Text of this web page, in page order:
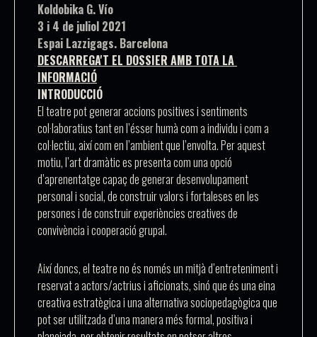
Koldobika G. Vío
3 i 4 de juliol 2021
Espai Lazzigags. Barcelona
DESCARREGA'T EL DOSSIER AMB TOTA LA
INFORMACIÓ
INTRODUCCIÓ
El teatre pot generar accions positives i sentiments
col·laboratius tant en l’ésser humà com a individu i com a
col·lectiu, així com en l’ambient que l’envolta. Per aquest
motiu, l’art dramàtic es presenta com una opció
d’aprenentatge capaç de generar desenvolupament
personal i social, de construir valors i fortaleses en les
persones i de construir experiències creatives de
convivència i cooperació grupal.
Així doncs, el teatre no és només un mitjà d’entreteniment i
reservat a actors/actrius i aficionats, sinó que és una eina
creativa estratègica i una alternativa sociopedagògica que
pot ser utilitzada d’una manera més formal, positiva i